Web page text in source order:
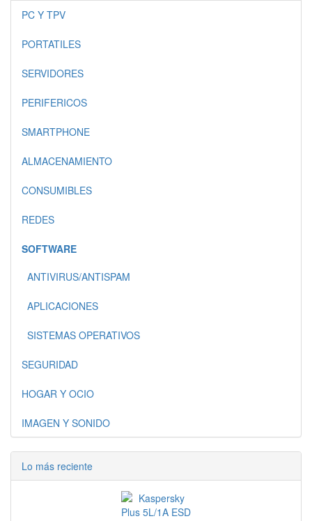
PC Y TPV
PORTATILES
SERVIDORES
PERIFERICOS
SMARTPHONE
ALMACENAMIENTO
CONSUMIBLES
REDES
SOFTWARE
ANTIVIRUS/ANTISPAM
APLICACIONES
SISTEMAS OPERATIVOS
SEGURIDAD
HOGAR Y OCIO
IMAGEN Y SONIDO
Lo más reciente